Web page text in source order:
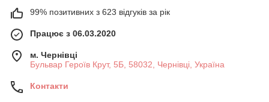
99% позитивних з 623 відгуків за рік
Працює з 06.03.2020
м. Чернівці
Бульвар Героїв Крут, 5Б, 58032, Чернівці, Україна
Контакти